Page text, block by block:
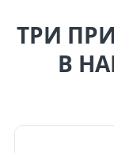
ТРИ
В